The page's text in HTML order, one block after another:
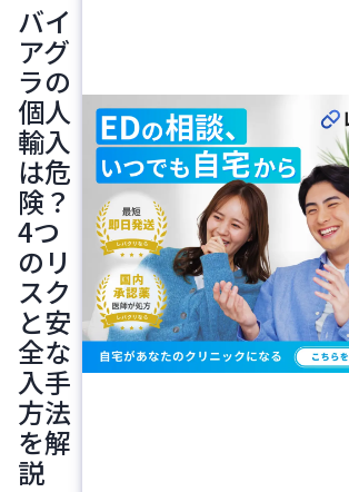
バイ
アグ
ラの
個人
輸入
は危
険？
4つ
のリ
スク
と安
全な
入手
方法
を解
説